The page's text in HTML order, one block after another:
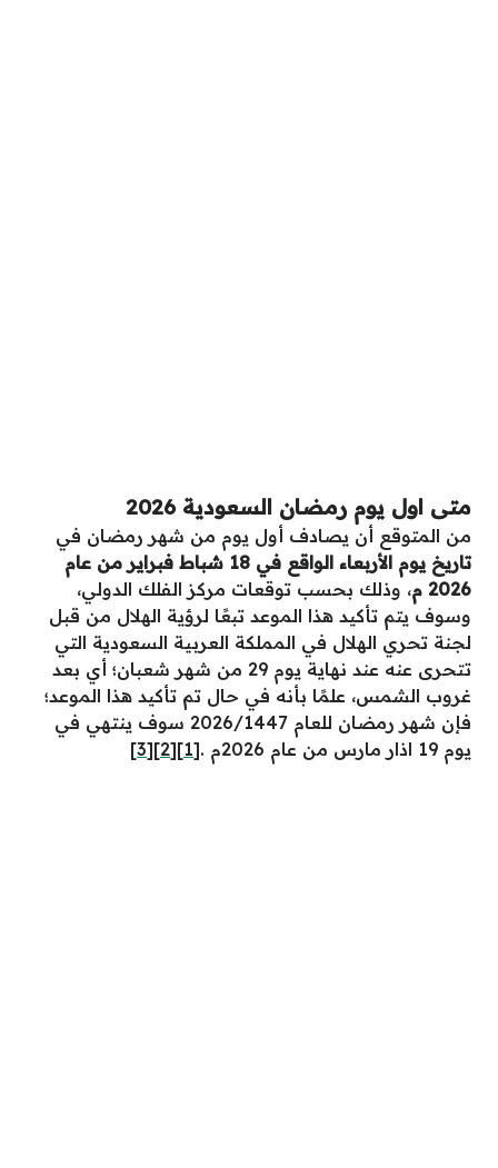
متى اول يوم رمضان السعودية 2026
من المتوقع أن يصادف أول يوم من شهر رمضان في
تاريخ يوم الأربعاء الواقع في 18 شباط فبراير من عام
2026 م
، وذلك بحسب توقعات مركز الفلك الدولي،
وسوف يتم تأكيد هذا الموعد تبعًا لرؤية الهلال من قبل
لجنة تحري الهلال في المملكة العربية السعودية التي
تتحرى عنه عند نهاية يوم 29 من شهر شعبان؛ أي بعد
غروب الشمس، علمًا بأنه في حال تم تأكيد هذا الموعد؛
فإن شهر رمضان للعام 2026/1447 سوف ينتهي في
يوم 19 اذار مارس من عام 2026م .
[1]
[2]
[3]